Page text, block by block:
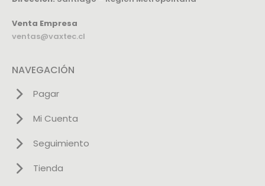
Venta Empresa
ventas@vaxtec.cl
NAVEGACIÓN
Pagar
Mi Cuenta
Seguimiento
Tienda